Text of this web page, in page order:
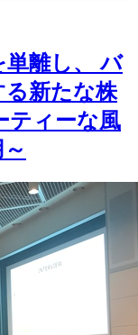
離し、 バ
る新たな株
ティーな風